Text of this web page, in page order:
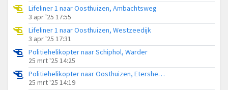
Lifeliner 1 naar Oosthuizen, Ambachtsweg
3 apr '25 17:55
Lifeliner 1 naar Oosthuizen, Westzeedijk
3 apr '25 17:31
Politiehelikopter naar Schiphol, Warder
25 mrt '25 14:25
Politiehelikopter naar Oosthuizen, Etersheimerdwarsweg
25 mrt '25 14:19